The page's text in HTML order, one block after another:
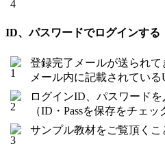
ID、パスワードでログインする
登録完了メールが送られて
メール内に記載されてい
ログインID、パスワード
（ID・Passを保存をチェ
サンプル教材をご覧頂くこ